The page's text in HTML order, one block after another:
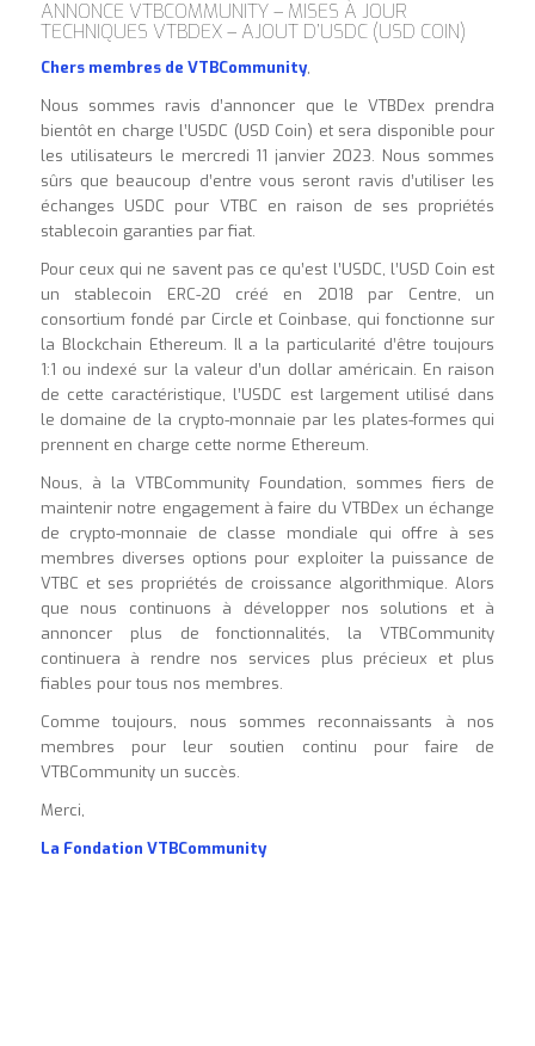
ANNONCE VTBCOMMUNITY – MISES À JOUR
TECHNIQUES VTBDEX – AJOUT D’USDC (USD COIN)
Chers membres de VTBCommunity,
Nous sommes ravis d’annoncer que le VTBDex prendra
bientôt en charge l’USDC (USD Coin) et sera disponible pour
les utilisateurs le mercredi 11 janvier 2023. Nous sommes
sûrs que beaucoup d’entre vous seront ravis d’utiliser les
échanges USDC pour VTBC en raison de ses propriétés
stablecoin garanties par fiat.
Pour ceux qui ne savent pas ce qu’est l’USDC, l’USD Coin est
un stablecoin ERC-20 créé en 2018 par Centre, un
consortium fondé par Circle et Coinbase, qui fonctionne sur
la Blockchain Ethereum. Il a la particularité d’être toujours
1:1 ou indexé sur la valeur d’un dollar américain. En raison
de cette caractéristique, l’USDC est largement utilisé dans
le domaine de la crypto-monnaie par les plates-formes qui
prennent en charge cette norme Ethereum.
Nous, à la VTBCommunity Foundation, sommes fiers de
maintenir notre engagement à faire du VTBDex un échange
de crypto-monnaie de classe mondiale qui offre à ses
membres diverses options pour exploiter la puissance de
VTBC et ses propriétés de croissance algorithmique. Alors
que nous continuons à développer nos solutions et à
annoncer plus de fonctionnalités, la VTBCommunity
continuera à rendre nos services plus précieux et plus
fiables pour tous nos membres.
Comme toujours, nous sommes reconnaissants à nos
membres pour leur soutien continu pour faire de
VTBCommunity un succès.
Merci,
La Fondation VTBCommunity